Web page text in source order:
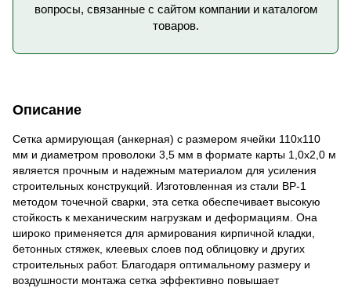
вопросы, связанные с сайтом компании и каталогом
товаров.
Описание
Сетка армирующая (анкерная) с размером ячейки 110x110
мм и диаметром проволоки 3,5 мм в формате карты 1,0x2,0 м
является прочным и надежным материалом для усиления
строительных конструкций. Изготовленная из стали ВР-1
методом точечной сварки, эта сетка обеспечивает высокую
стойкость к механическим нагрузкам и деформациям. Она
широко применяется для армирования кирпичной кладки,
бетонных стяжек, клеевых слоев под облицовку и других
строительных работ. Благодаря оптимальному размеру и
воздушности монтажа сетка эффективно повышает